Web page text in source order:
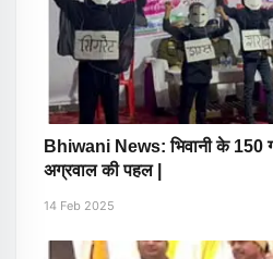
Bhiwani News: भिवानी के 150
अग्रवाल की पहल |
14 Feb 2025